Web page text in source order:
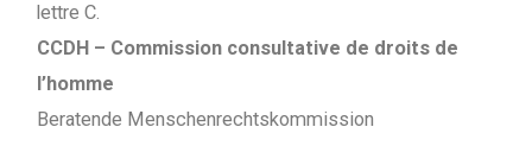
lettre C.
CCDH – Commission consultative de droits de
l’homme
Beratende Menschenrechtskommission